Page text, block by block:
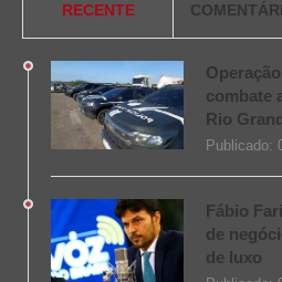
RECENTE
combate
Rio
Publicado:
Fábio
de
de luxo